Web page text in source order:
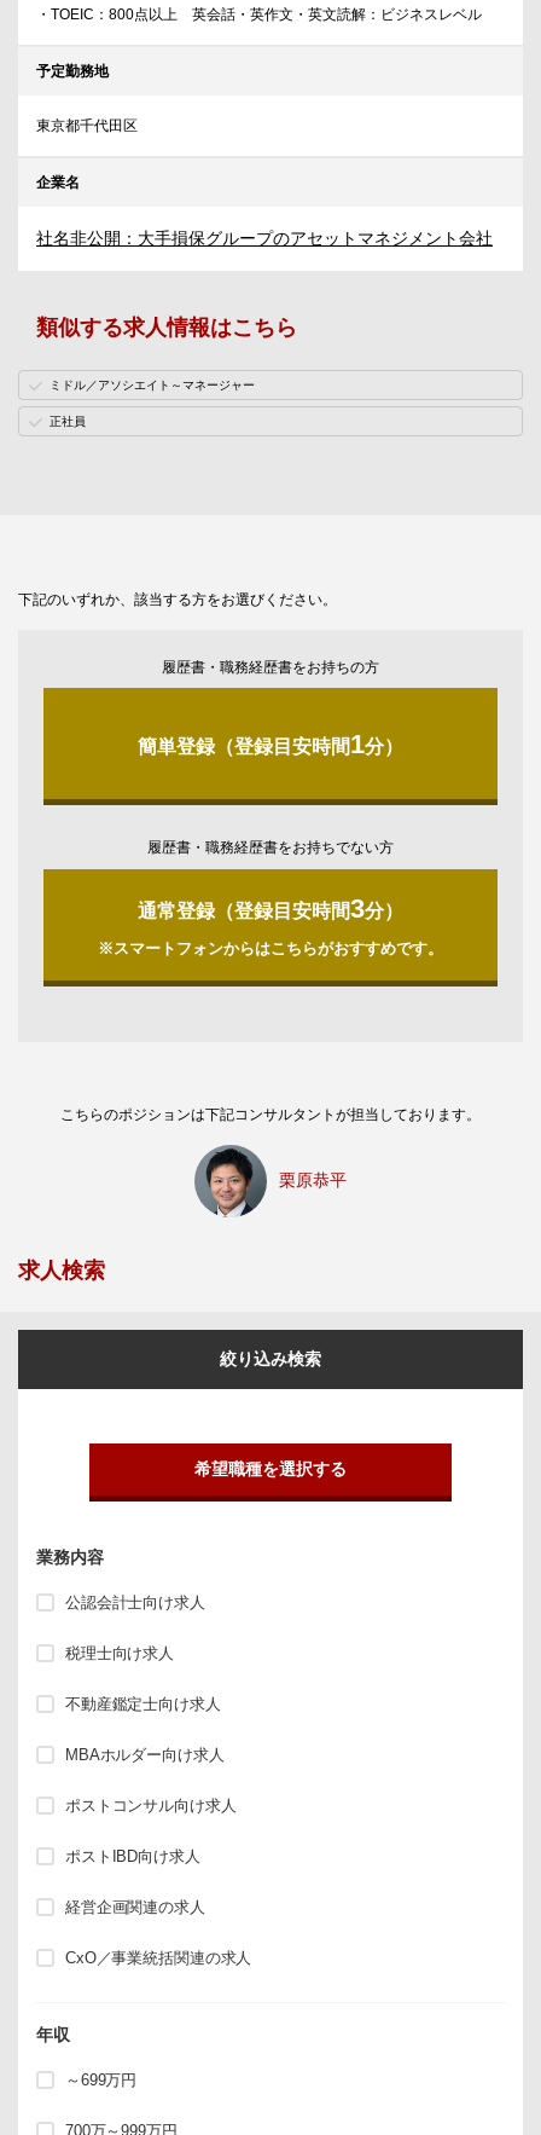
・TOEIC：800点以上 英会話・英作文・英文読解：ビジネスレベル
予定勤務地
東京都千代田区
企業名
社名非公開：大手損保グループのアセットマネジメント会社
類似する求人情報はこちら
ミドル／アソシエイト～マネージャー
正社員
下記のいずれか、該当する方をお選びください。
履歴書・職務経歴書をお持ちの方
簡単登録（登録目安時間1分）
履歴書・職務経歴書をお持ちでない方
通常登録（登録目安時間3分）
※スマートフォンからはこちらがおすすめです。
こちらのポジションは下記コンサルタントが担当しております。
栗原恭平
求人検索
絞り込み検索
希望職種を選択する
業務内容
公認会計士向け求人
税理士向け求人
不動産鑑定士向け求人
MBAホルダー向け求人
ポストコンサル向け求人
ポストIBD向け求人
経営企画関連の求人
CxO／事業統括関連の求人
年収
～699万円
700万～999万円